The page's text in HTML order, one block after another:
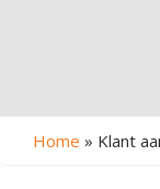
Home » Klant